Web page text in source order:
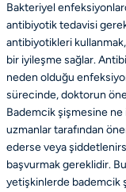
Bakteriyel
antibiyotik tedavisi
antibiyotikleri kullanmak,
bir iyileşme sağlar.
neden olduğu
sürecinde, doktorun
Bademcik şişmesine
uzmanlar tarafından
ederse veya
başvurmak gereklidir.
yetişkinlerde bademcik